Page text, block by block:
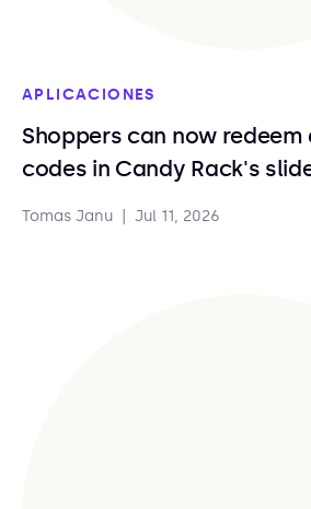
APLICACIONES
Shoppers can now
codes in Candy Rack's
Tomas Janu Jul 11, 2026